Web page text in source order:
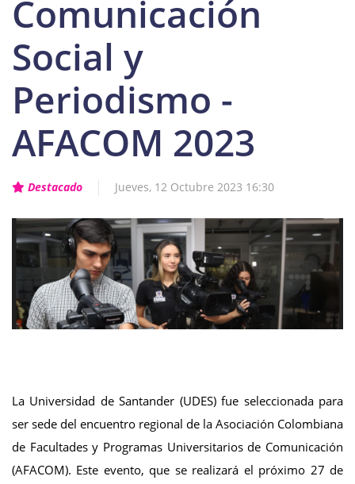
Comunicación
Social y
Periodismo -
AFACOM 2023
Destacado Jueves, 12 Octubre 2023 16:30
La Universidad de Santander (UDES) fue seleccionada para
ser sede del encuentro regional de la Asociación Colombiana
de Facultades y Programas Universitarios de Comunicación
(AFACOM). Este evento, que se realizará el próximo 27 de